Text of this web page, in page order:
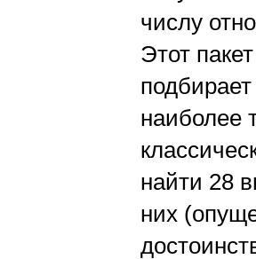
числу
Этот
наиболее
найти 28
них